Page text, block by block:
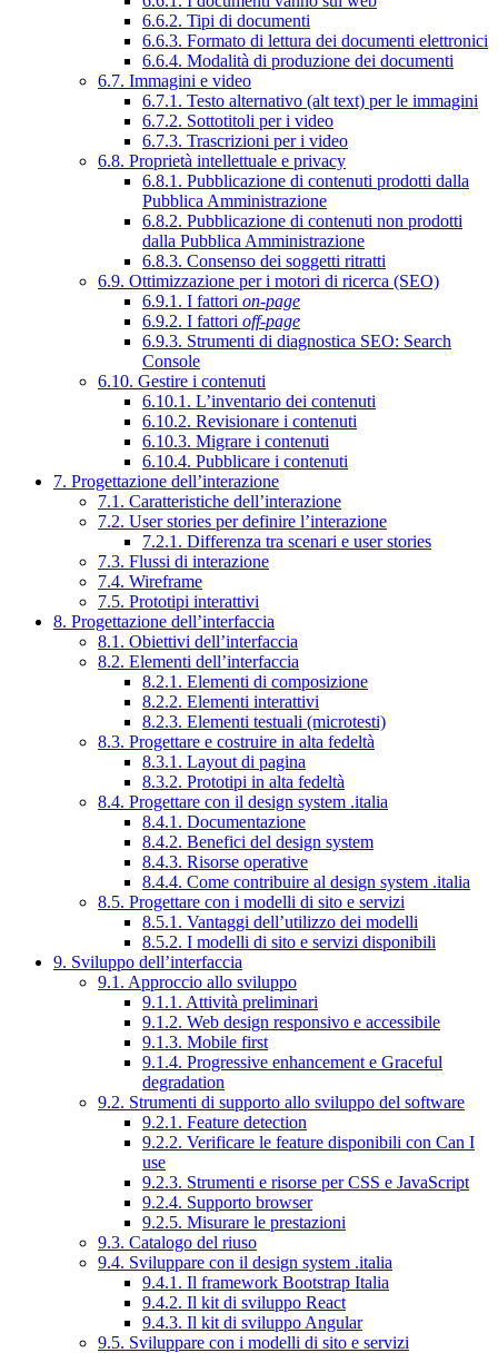
6.6.2. Tipi di documenti
6.6.3. Formato di lettura dei documenti elettronici
6.6.4. Modalità di produzione dei documenti
6.7. Immagini e video
6.7.1. Testo alternativo (alt text) per le immagini
6.7.2. Sottotitoli per i video
6.7.3. Trascrizioni per i video
6.8. Proprietà intellettuale e privacy
6.8.1. Pubblicazione di contenuti prodotti dalla
Pubblica Amministrazione
6.8.2. Pubblicazione di contenuti non prodotti
dalla Pubblica Amministrazione
6.8.3. Consenso dei soggetti ritratti
6.9. Ottimizzazione per i motori di ricerca (SEO)
6.9.1. I fattori on-page
6.9.2. I fattori off-page
6.9.3. Strumenti di diagnostica SEO: Search
Console
6.10. Gestire i contenuti
6.10.1. L’inventario dei contenuti
6.10.2. Revisionare i contenuti
6.10.3. Migrare i contenuti
6.10.4. Pubblicare i contenuti
7. Progettazione dell’interazione
7.1. Caratteristiche dell’interazione
7.2. User stories per definire l’interazione
7.2.1. Differenza tra scenari e user stories
7.3. Flussi di interazione
7.4. Wireframe
7.5. Prototipi interattivi
8. Progettazione dell’interfaccia
8.1. Obiettivi dell’interfaccia
8.2. Elementi dell’interfaccia
8.2.1. Elementi di composizione
8.2.2. Elementi interattivi
8.2.3. Elementi testuali (microtesti)
8.3. Progettare e costruire in alta fedeltà
8.3.1. Layout di pagina
8.3.2. Prototipi in alta fedeltà
8.4. Progettare con il design system .italia
8.4.1. Documentazione
8.4.2. Benefici del design system
8.4.3. Risorse operative
8.4.4. Come contribuire al design system .italia
8.5. Progettare con i modelli di sito e servizi
8.5.1. Vantaggi dell’utilizzo dei modelli
8.5.2. I modelli di sito e servizi disponibili
9. Sviluppo dell’interfaccia
9.1. Approccio allo sviluppo
9.1.1. Attività preliminari
9.1.2. Web design responsivo e accessibile
9.1.3. Mobile first
9.1.4. Progressive enhancement e Graceful
degradation
9.2. Strumenti di supporto allo sviluppo del software
9.2.1. Feature detection
9.2.2. Verificare le feature disponibili con Can I
use
9.2.3. Strumenti e risorse per CSS e JavaScript
9.2.4. Supporto browser
9.2.5. Misurare le prestazioni
9.3. Catalogo del riuso
9.4. Sviluppare con il design system .italia
9.4.1. Il framework Bootstrap Italia
9.4.2. Il kit di sviluppo React
9.4.3. Il kit di sviluppo Angular
9.5. Sviluppare con i modelli di sito e servizi